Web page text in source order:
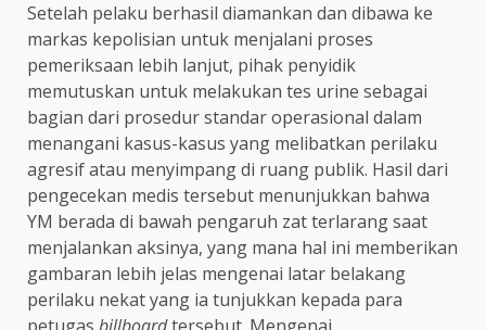
Setelah pelaku berhasil diamankan dan dibawa ke
markas kepolisian untuk menjalani proses
pemeriksaan lebih lanjut, pihak penyidik
memutuskan untuk melakukan tes urine sebagai
bagian dari prosedur standar operasional dalam
menangani kasus-kasus yang melibatkan perilaku
agresif atau menyimpang di ruang publik. Hasil dari
pengecekan medis tersebut menunjukkan bahwa
YM berada di bawah pengaruh zat terlarang saat
menjalankan aksinya, yang mana hal ini memberikan
gambaran lebih jelas mengenai latar belakang
perilaku nekat yang ia tunjukkan kepada para